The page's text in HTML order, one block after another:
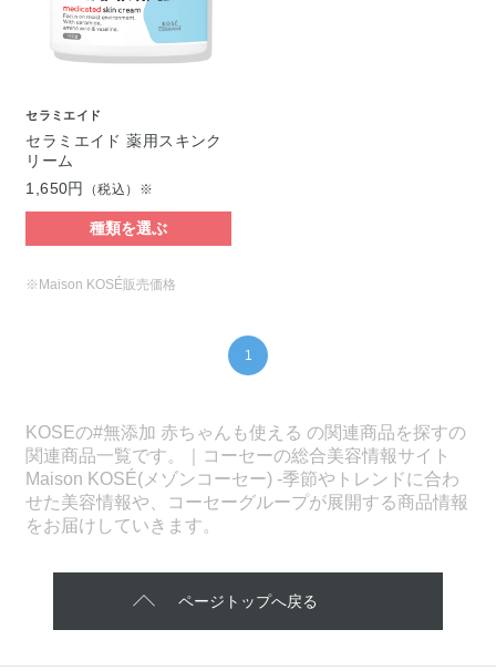
セラミエイド
セラミエイド 薬用スキンク
リーム
1,650円
（税込）※
種類を選ぶ
※Maison KOSÉ販売価格
1
KOSEの#無添加 赤ちゃんも使える の関連商品を探すの
関連商品一覧です。｜コーセーの総合美容情報サイト
Maison KOSÉ(メゾンコーセー) -季節やトレンドに合わ
せた美容情報や、コーセーグループが展開する商品情報
をお届けしていきます。
ページトップへ戻る